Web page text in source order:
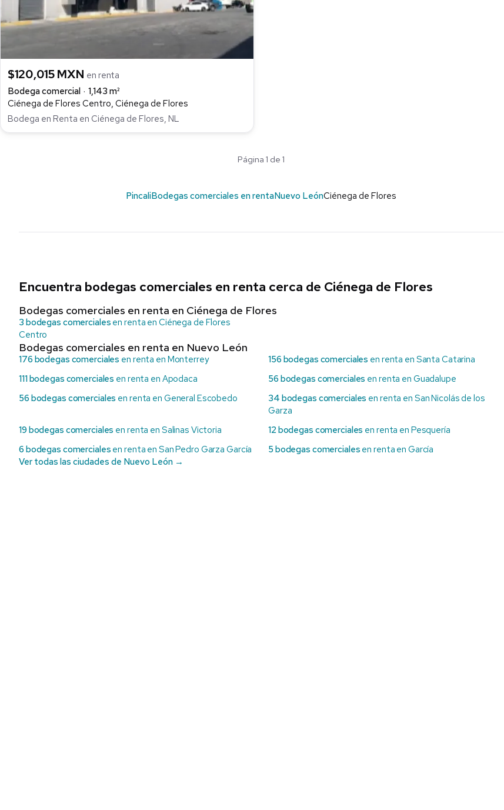
$120,015 MXN en renta
Bodega comercial
1,143 m²
Ciénega de Flores Centro, Ciénega de Flores
Bodega en Renta en Ciénega de Flores, NL
Página 1 de 1
PincaliBodegas comerciales en rentaNuevo LeónCiénega de Flores
Encuentra bodegas comerciales en renta cerca de Ciénega de Flores
Bodegas comerciales en renta en Ciénega de Flores
3 bodegas comerciales en renta en Ciénega de Flores
Centro
Bodegas comerciales en renta en Nuevo León
176 bodegas comerciales en renta en Monterrey 156 bodegas comerciales en renta en Santa Catarina
111 bodegas comerciales en renta en Apodaca 56 bodegas comerciales en renta en Guadalupe
56 bodegas comerciales en renta en General Escobedo 34 bodegas comerciales en renta en San Nicolás de los
Garza
19 bodegas comerciales en renta en Salinas Victoria 12 bodegas comerciales en renta en Pesquería
6 bodegas comerciales en renta en San Pedro Garza García 5 bodegas comerciales en renta en García
Ver todas las ciudades de Nuevo León →